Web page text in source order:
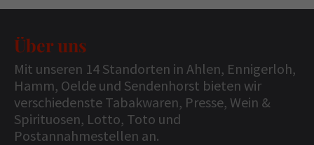
Über uns
Mit unseren 14 Standorten in Ahlen, Ennigerloh,
Hamm, Oelde und Sendenhorst bieten wir
verschiedenste Tabakwaren, Presse, Wein &
Spirituosen, Lotto, Toto und
Postannahmestellen an.